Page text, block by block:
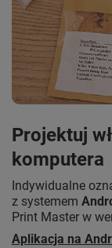
Projektuj
komputera
Indywidualne
z systemem
Print Master w
Aplikacja na